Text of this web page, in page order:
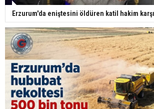
Erzurum'da eniştesini öldüren katil hakim